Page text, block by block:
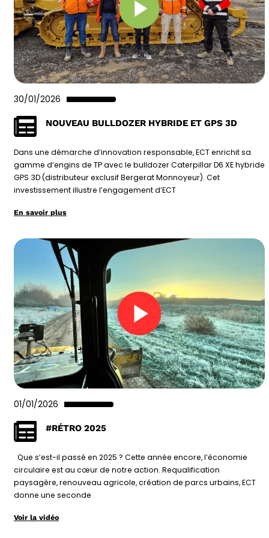
30/01/2026
NOUVEAU BULLDOZER HYBRIDE ET GPS 3D
Dans une démarche d’innovation responsable, ECT enrichit sa
gamme d’engins de TP avec le bulldozer Caterpillar D6 XE hybride
GPS 3D (distributeur exclusif Bergerat Monnoyeur). Cet
investissement illustre l’engagement d’ECT
En savoir plus
01/01/2026
#RÉTRO 2025
Que s’est-il passé en 2025 ? Cette année encore, l’économie
circulaire est au cœur de notre action. Requalification
paysagère, renouveau agricole, création de parcs urbains, ECT
donne une seconde
Voir la vidéo